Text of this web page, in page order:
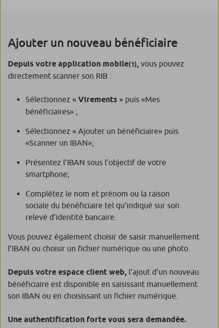
Ajouter un nouveau bénéficiaire
Depuis votre application mobile(1), vous pouvez
directement scanner son RIB :
Sélectionnez « Virements » puis «Mes
bénéficiaires» ;
Sélectionnez « Ajouter un bénéficiaire» puis
«Scanner un IBAN»;
Présentez l’IBAN sous l’objectif de votre
smartphone;
Complétez le nom et prénom ou la raison
sociale du bénéficiaire tel qu’indiqué sur son
relevé d’identité bancaire.
Vous pouvez également choisir de saisir manuellement
l’IBAN ou choisir un fichier numérique ou une photo.
Depuis votre espace client web, l’ajout d’un nouveau
bénéficiaire est disponible en saisissant manuellement
son IBAN ou en choisissant un fichier numérique.
Une authentification forte vous sera demandée.